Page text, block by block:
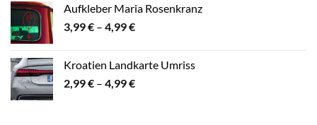
7,99 €
Aufkleber Maria Rosenkranz
3,99€ – 4,99€Preisspanne:
4,99 €
Kroatien Landkarte Umriss
2,99€ – 4,99€Preisspanne: